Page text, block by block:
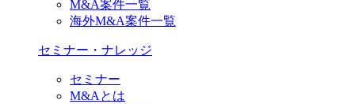
M&A案件一覧
海外M&A案件一覧
セミナー・ナレッジ
セミナー
M&Aとは